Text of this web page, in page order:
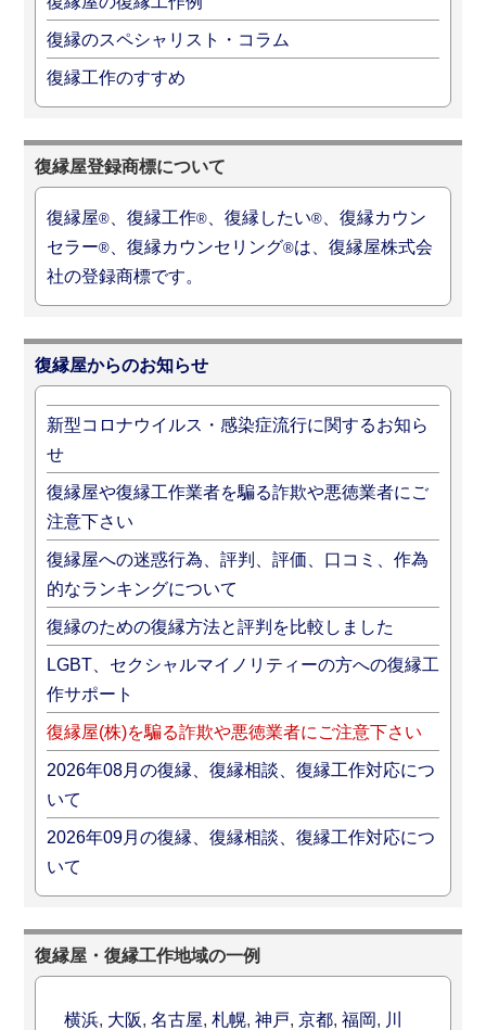
復縁のスペシャリスト・コラム
復縁工作のすすめ
復縁屋登録商標について
復縁屋®、復縁工作®、復縁したい®、復縁カウン
セラー®、復縁カウンセリング®は、復縁屋株式会
社の登録商標です。
復縁屋からのお知らせ
新型コロナウイルス・感染症流行に関するお知ら
せ
復縁屋や復縁工作業者を騙る詐欺や悪徳業者にご
注意下さい
復縁屋への迷惑行為、評判、評価、口コミ、作為
的なランキングについて
復縁のための復縁方法と評判を比較しました
LGBT、セクシャルマイノリティーの方への復縁工
作サポート
復縁屋(株)を騙る詐欺や悪徳業者にご注意下さい
2026年08月の復縁、復縁相談、復縁工作対応につ
いて
2026年09月の復縁、復縁相談、復縁工作対応につ
いて
復縁屋・復縁工作地域の一例
横浜, 大阪, 名古屋, 札幌, 神戸, 京都, 福岡, 川